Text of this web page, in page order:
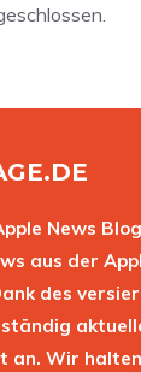
News
aus der
des
an. Wir